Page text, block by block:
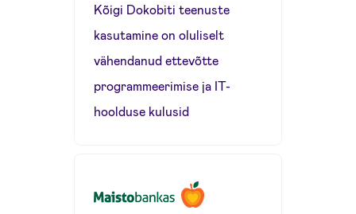
Kõigi Dokobiti teenuste
kasutamine on oluliselt
vähendanud ettevõtte
programmeerimise ja IT-
hoolduse kulusid